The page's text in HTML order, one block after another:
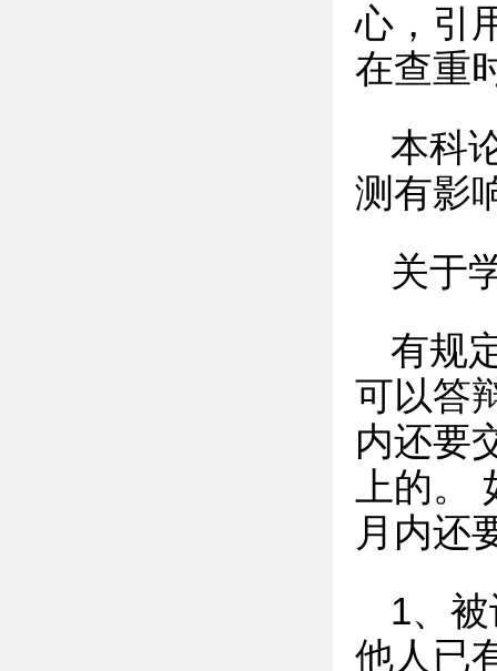
心，引
在查重
本科
测有影
关于
有规
可以答
内还要
上的
月内还
1、
他人已